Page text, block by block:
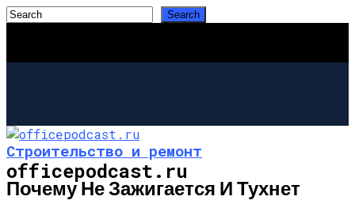
officepodcast.ru
Строительство и ремонт
Почему Не Зажигается И Тухнет